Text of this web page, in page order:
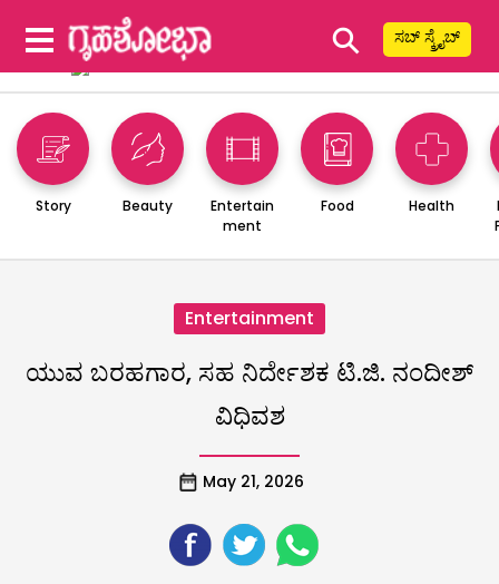
⚲ ಸಬ್ ಸ್ಕ್ರೈಬ್
Story Beauty
Entertain
ment
Food Health
Entertainment
ಯುವ ಬರಹಗಾರ, ಸಹ ನಿರ್ದೇಶಕ ಟಿ.ಜಿ. ನಂದೀಶ್
ವಿಧಿವಶ
May 21, 2026